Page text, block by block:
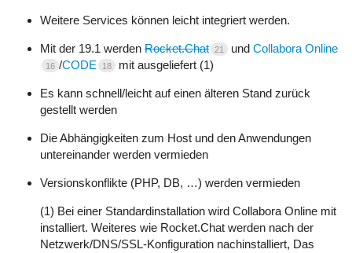
Weitere Services können leicht integriert werden.
Mit der 19.1 werden Rocket.Chat 21 und Collabora Online
16 /CODE 18 mit ausgeliefert (1)
Es kann schnell/leicht auf einen älteren Stand zurück
gestellt werden
Die Abhängigkeiten zum Host und den Anwendungen
untereinander werden vermieden
Versionskonflikte (PHP, DB, …) werden vermieden
(1) Bei einer Standardinstallation wird Collabora Online mit
installiert. Weiteres wie Rocket.Chat werden nach der
Netzwerk/DNS/SSL-Konfiguration nachinstalliert, Das